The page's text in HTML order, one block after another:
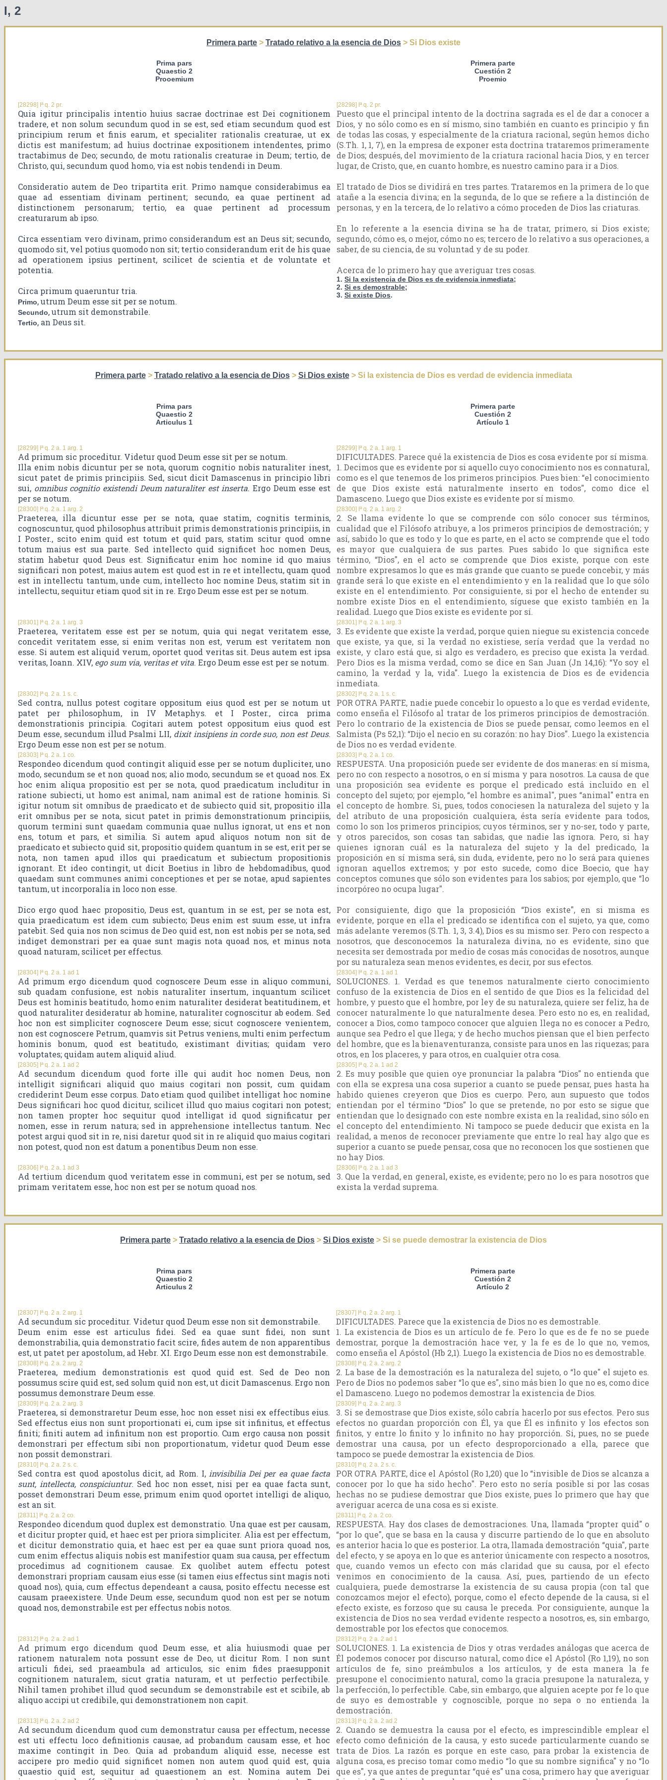
I, 2
Primera parte > Tratado relativo a la esencia de Dios > Si Dios existe
Prima pars
Quaestio 2
Prooemium
[28298] Iª q. 2 pr.
Quia igitur principalis intentio huius sacrae doctrinae est Dei cognitionem
tradere, et non solum secundum quod in se est, sed etiam secundum quod est
principium rerum et finis earum, et specialiter rationalis creaturae, ut ex
dictis est manifestum; ad huius doctrinae expositionem intendentes, primo
tractabimus de Deo; secundo, de motu rationalis creaturae in Deum; tertio, de
Christo, qui, secundum quod homo, via est nobis tendendi in Deum.
Consideratio autem de Deo tripartita erit. Primo namque considerabimus ea
quae ad essentiam divinam pertinent; secundo, ea quae pertinent ad
distinctionem personarum; tertio, ea quae pertinent ad processum
creaturarum ab ipso.
Circa essentiam vero divinam, primo considerandum est an Deus sit; secundo,
quomodo sit, vel potius quomodo non sit; tertio considerandum erit de his quae
ad operationem ipsius pertinent, scilicet de scientia et de voluntate et
potentia.
Circa primum quaeruntur tria.
Primo, utrum Deum esse sit per se notum.
Secundo, utrum sit demonstrabile.
Tertio, an Deus sit.
Primera parte
Cuestión 2
Proemio
[28298] Iª q. 2 pr.
Puesto que el principal intento de la doctrina sagrada es el de dar a conocer a
Dios, y no sólo como es en sí mismo, sino también en cuanto es principio y fin
de todas las cosas, y especialmente de la criatura racional, según hemos dicho
(S.Th. 1, 1, 7), en la empresa de exponer esta doctrina trataremos primeramente
de Dios; después, del movimiento de la criatura racional hacia Dios, y en tercer
lugar, de Cristo, que, en cuanto hombre, es nuestro camino para ir a Dios.
El tratado de Dios se dividirá en tres partes. Trataremos en la primera de lo que
atañe a la esencia divina; en la segunda, de lo que se refiere a la distinción de
personas, y en la tercera, de lo relativo a cómo proceden de Dios las criaturas.
En lo referente a la esencia divina se ha de tratar, primero, si Dios existe;
segundo, cómo es, o mejor, cómo no es; tercero de lo relativo a sus operaciones, a
saber, de su ciencia, de su voluntad y de su poder.
Acerca de lo primero hay que averiguar tres cosas.
1. Si la existencia de Dios es de evidencia inmediata;
2. Si es demostrable;
3. Si existe Dios.
Primera parte> Tratado relativo a la esencia de Dios> Si Dios existe> Si la existencia de Dios es verdad de evidencia inmediata
Prima pars
Quaestio 2
Articulus 1
[28299] Iª q. 2 a. 1 arg. 1
Ad primum sic proceditur. Videtur quod Deum esse sit per se notum.
Illa enim nobis dicuntur per se nota, quorum cognitio nobis naturaliter inest,
sicut patet de primis principiis. Sed, sicut dicit Damascenus in principio libri
sui, omnibus cognitio existendi Deum naturaliter est inserta. Ergo Deum esse est
per se notum.
Primera parte
Cuestión 2
Artículo 1
[28299] Iª q. 2 a. 1 arg. 1
DIFICULTADES. Parece qué la existencia de Dios es cosa evidente por sí misma.
1. Decimos que es evidente por si aquello cuyo conocimiento nos es connatural,
como es el que tenemos de los primeros principios. Pues bien: “el conocimiento
de que Dios existe está naturalmente inserto en todos", como dice el
Damasceno. Luego que Dios existe es evidente por sí mismo.
[28300] Iª q. 2 a. 1 arg. 2
Praeterea, illa dicuntur esse per se nota, quae statim, cognitis terminis,
cognoscuntur, quod philosophus attribuit primis demonstrationis principiis, in
I Poster., scito enim quid est totum et quid pars, statim scitur quod omne
totum maius est sua parte. Sed intellecto quid significet hoc nomen Deus,
statim habetur quod Deus est. Significatur enim hoc nomine id quo maius
significari non potest, maius autem est quod est in re et intellectu, quam quod
est in intellectu tantum, unde cum, intellecto hoc nomine Deus, statim sit in
intellectu, sequitur etiam quod sit in re. Ergo Deum esse est per se notum.
[28300] Iª q. 2 a. 1 arg. 2
2. Se llama evidente lo que se comprende con sólo conocer sus términos,
cualidad que el Filósofo atribuye, a los primeros principios de demostración; y
así, sabido lo que es todo y lo que es parte, en el acto se comprende que el todo
es mayor que cualquiera de sus partes. Pues sabido lo que significa este
término, “Dios", en el acto se comprende que Dios existe, porque con este
nombre expresamos lo que es más grande que cuanto se puede concebir, y más
grande será lo que existe en el entendimiento y en la realidad que lo que sólo
existe en el entendimiento. Por consiguiente, si por el hecho de entender su
nombre existe Dios en el entendimiento, síguese que existo también en la
realidad. Luego que Dios existe es evidente por sí.
[28301] Iª q. 2 a. 1 arg. 3
Praeterea, veritatem esse est per se notum, quia qui negat veritatem esse,
concedit veritatem esse, si enim veritas non est, verum est veritatem non
esse. Si autem est aliquid verum, oportet quod veritas sit. Deus autem est ipsa
veritas, Ioann. XIV, ego sum via, veritas et vita. Ergo Deum esse est per se notum.
[28301] Iª q. 2 a. 1 arg. 3
3. Es evidente que existe la verdad, porque quien niegue su existencia concede
que existe, ya que, si la verdad no existiese, sería verdad que la verdad no
existe, y claro está que, si algo es verdadero, es preciso que exista la verdad.
Pero Dios es la misma verdad, como se dice en San Juan (Jn 14,16): “Yo soy el
camino, la verdad y la, vida". Luego la existencia de Dios es de evidencia
inmediata.
[28302] Iª q. 2 a. 1 s. c.
Sed contra, nullus potest cogitare oppositum eius quod est per se notum ut
patet per philosophum, in IV Metaphys. et I Poster., circa prima
demonstrationis principia. Cogitari autem potest oppositum eius quod est
Deum esse, secundum illud Psalmi LII, dixit insipiens in corde suo, non est Deus.
Ergo Deum esse non est per se notum.
[28302] Iª q. 2 a. 1 s. c.
POR OTRA PARTE, nadie puede concebir lo opuesto a lo que es verdad evidente,
como enseña el Filósofo al tratar de los primeros principios de demostración.
Pero lo contrario de la existencia de Dios se puede pensar, como leemos en el
Salmista (Ps 52,1): “Dijo el necio en su corazón: no hay Dios". Luego la existencia
de Dios no es verdad evidente.
[28303] Iª q. 2 a. 1 co.
Respondeo dicendum quod contingit aliquid esse per se notum dupliciter, uno
modo, secundum se et non quoad nos; alio modo, secundum se et quoad nos. Ex
hoc enim aliqua propositio est per se nota, quod praedicatum includitur in
ratione subiecti, ut homo est animal, nam animal est de ratione hominis. Si
igitur notum sit omnibus de praedicato et de subiecto quid sit, propositio illa
erit omnibus per se nota, sicut patet in primis demonstrationum principiis,
quorum termini sunt quaedam communia quae nullus ignorat, ut ens et non
ens, totum et pars, et similia. Si autem apud aliquos notum non sit de
praedicato et subiecto quid sit, propositio quidem quantum in se est, erit per se
nota, non tamen apud illos qui praedicatum et subiectum propositionis
ignorant. Et ideo contingit, ut dicit Boetius in libro de hebdomadibus, quod
quaedam sunt communes animi conceptiones et per se notae, apud sapientes
tantum, ut incorporalia in loco non esse.
Dico ergo quod haec propositio, Deus est, quantum in se est, per se nota est,
quia praedicatum est idem cum subiecto; Deus enim est suum esse, ut infra
patebit. Sed quia nos non scimus de Deo quid est, non est nobis per se nota, sed
indiget demonstrari per ea quae sunt magis nota quoad nos, et minus nota
quoad naturam, scilicet per effectus.
[28303] Iª q. 2 a. 1 co.
RESPUESTA. Una proposición puede ser evidente de dos maneras: en sí misma,
pero no con respecto a nosotros, o en sí misma y para nosotros. La causa de que
una proposición sea evidente es porque el predicado está incluido en el
concepto del sujeto; por ejemplo, “el hombre es animal", pues “animal" entra en
el concepto de hombre. Si, pues, todos conociesen la naturaleza del sujeto y la
del atributo de una proposición cualquiera, ésta sería evidente para todos,
como lo son los primeros principios; cuyos términos, ser y no-ser, todo y parte,
y otros parecidos, son cosas tan sabidas, que nadie las ignora. Pero, si hay
quienes ignoran cuál es la naturaleza del sujeto y la del predicado, la
proposición en sí misma será, sin duda, evidente, pero no lo será para quienes
ignoran aquellos extremos; y por esto sucede, como dice Boecio, que hay
conceptos comunes que sólo son evidentes para los sabios; por ejemplo, que “lo
incorpóreo no ocupa lugar".
Por consiguiente, digo que la proposición “Dios exis­te", en si misma es
evidente, porque en ella el predicado se identifica con el sujeto, ya que, como
más adelante veremos (S.Th. 1, 3, 3.4), Dios es su mismo ser. Pero con respecto a
nosotros, que desconocemos la naturaleza divina, no es evidente, sino que
necesita ser demostrada por medio de cosas más conocidas de nosotros, aunque
por su naturaleza sean menos evidentes, es decir, por sus efectos.
[28304] Iª q. 2 a. 1 ad 1
Ad primum ergo dicendum quod cognoscere Deum esse in aliquo communi,
sub quadam confusione, est nobis naturaliter insertum, inquantum scilicet
Deus est hominis beatitudo, homo enim naturaliter desiderat beatitudinem, et
quod naturaliter desideratur ab homine, naturaliter cognoscitur ab eodem. Sed
hoc non est simpliciter cognoscere Deum esse; sicut cognoscere venientem,
non est cognoscere Petrum, quamvis sit Petrus veniens, multi enim perfectum
hominis bonum, quod est beatitudo, existimant divitias; quidam vero
voluptates; quidam autem aliquid aliud.
[28304] Iª q. 2 a. 1 ad 1
SOLUCIONES. 1. Verdad es que tenemos naturalmente cierto conocimiento
confuso de la existencia de Dios en el sentido de que Dios es la felicidad del
hombre, y puesto que el hombre, por ley de su naturaleza, quiere ser feliz, ha de
conocer naturalmente lo que naturalmente desea. Pero esto no es, en realidad,
conocer a Dios, como tampoco conocer que alguien llega no es conocer a Pedro,
aunque sea Pedro el que llega; y de hecho muchos piensan que el bien perfecto
del hombre, que es la bienaventuranza, consiste para unos en las riquezas; para
otros, en los placeres, y para otros, en cualquier otra cosa.
[28305] Iª q. 2 a. 1 ad 2
Ad secundum dicendum quod forte ille qui audit hoc nomen Deus, non
intelligit significari aliquid quo maius cogitari non possit, cum quidam
crediderint Deum esse corpus. Dato etiam quod quilibet intelligat hoc nomine
Deus significari hoc quod dicitur, scilicet illud quo maius cogitari non potest;
non tamen propter hoc sequitur quod intelligat id quod significatur per
nomen, esse in rerum natura; sed in apprehensione intellectus tantum. Nec
potest argui quod sit in re, nisi daretur quod sit in re aliquid quo maius cogitari
non potest, quod non est datum a ponentibus Deum non esse.
[28305] Iª q. 2 a. 1 ad 2
2. Es muy posible que quien oye pronunciar la palabra “Dios" no entienda que
con ella se expresa una cosa superior a cuanto se puede pensar, pues hasta ha
habido quienes creyeron que Dios es cuerpo. Pero, aun supuesto que todos
entiendan por el término “Dios" lo que se pretende, no por esto se sigue que
entiendan que lo designado con este nombre exista en la realidad, sino sólo en
el concepto del entendimiento. Ni tampoco se puede deducir que exista en la
realidad, a menos de reconocer previamente que entre lo real hay algo que es
superior a cuanto se puede pensar, cosa que no reconocen los que sostienen que
no hay Dios.
[28306] Iª q. 2 a. 1 ad 3
Ad tertium dicendum quod veritatem esse in communi, est per se notum, sed
primam veritatem esse, hoc non est per se notum quoad nos.
[28306] Iª q. 2 a. 1 ad 3
3. Que la verdad, en general, existe, es evidente; pero no lo es para nosotros que
exista la verdad suprema.
Primera parte > Tratado relativo a la esencia de Dios > Si Dios existe > Si se puede demostrar la existencia de Dios
Prima pars
Quaestio 2
Articulus 2
[28307] Iª q. 2 a. 2 arg. 1
Ad secundum sic proceditur. Videtur quod Deum esse non sit demonstrabile.
Deum enim esse est articulus fidei. Sed ea quae sunt fidei, non sunt
demonstrabilia, quia demonstratio facit scire, fides autem de non apparentibus
est, ut patet per apostolum, ad Hebr. XI. Ergo Deum esse non est demonstrabile.
Primera parte
Cuestión 2
Artículo 2
[28307] Iª q. 2 a. 2 arg. 1
DIFICULTADES. Parece que la existencia de Dios no es demostrable.
1. La existencia de Dios es un artículo de fe. Pero lo que es de fe no se puede
demostrar, porque la demostración hace ver, y la fe es de lo que no, vemos,
como enseña el Apóstol (Hb 2,1). Luego la existencia de Dios no es demostrable.
[28308] Iª q. 2 a. 2 arg. 2
Praeterea, medium demonstrationis est quod quid est. Sed de Deo non
possumus scire quid est, sed solum quid non est, ut dicit Damascenus. Ergo non
possumus demonstrare Deum esse.
[28308] Iª q. 2 a. 2 arg. 2
2. La base de la demostración es la naturaleza del sujeto, o “lo que" el sujeto es.
Pero de Dios no podemos saber “lo que es", sino más bien lo que no es, como dice
el Damasceno. Luego no podemos demostrar la existencia de Dios.
[28309] Iª q. 2 a. 2 arg. 3
Praeterea, si demonstraretur Deum esse, hoc non esset nisi ex effectibus eius.
Sed effectus eius non sunt proportionati ei, cum ipse sit infinitus, et effectus
finiti; finiti autem ad infinitum non est proportio. Cum ergo causa non possit
demonstrari per effectum sibi non proportionatum, videtur quod Deum esse
non possit demonstrari.
[28309] Iª q. 2 a. 2 arg. 3
3. Si se demostrase que Dios existe, sólo cabría hacerlo por sus efectos. Pero sus
efectos no guardan proporción con Él, ya que Él es infinito y los efectos son
finitos, y entre lo finito y lo infinito no hay proporción. Si, pues, no se puede
demostrar una causa, por un efecto desproporcionado a ella, parece que
tampoco se puede demostrar la existencia de Dios.
[28310] Iª q. 2 a. 2 s. c.
Sed contra est quod apostolus dicit, ad Rom. I, invisibilia Dei per ea quae facta
sunt, intellecta, conspiciuntur. Sed hoc non esset, nisi per ea quae facta sunt,
posset demonstrari Deum esse, primum enim quod oportet intelligi de aliquo,
est an sit.
[28310] Iª q. 2 a. 2 s. c.
POR OTRA PARTE, dice el Apóstol (Ro 1,20) que lo “invisible de Dios se alcanza a
conocer por lo que ha sido hecho". Pero esto no sería posible si por las cosas
hechas no se pudiese demostrar que Dios existe, pues lo primero que hay que
averiguar acerca de una cosa es si existe.
[28311] Iª q. 2 a. 2 co.
Respondeo dicendum quod duplex est demonstratio. Una quae est per causam,
et dicitur propter quid, et haec est per priora simpliciter. Alia est per effectum,
et dicitur demonstratio quia, et haec est per ea quae sunt priora quoad nos,
cum enim effectus aliquis nobis est manifestior quam sua causa, per effectum
procedimus ad cognitionem causae. Ex quolibet autem effectu potest
demonstrari propriam causam eius esse (si tamen eius effectus sint magis noti
quoad nos), quia, cum effectus dependeant a causa, posito effectu necesse est
causam praeexistere. Unde Deum esse, secundum quod non est per se notum
quoad nos, demonstrabile est per effectus nobis notos.
[28311] Iª q. 2 a. 2 co.
RESPUESTA. Hay dos clases de demostraciones. Una, llamada “propter quid" o
“por lo que", que se basa en la causa y discurre partiendo de lo que en absoluto
es anterior hacia lo que es posterior. La otra, llamada demostración “quia", parte
del efecto, y se apoya en lo que es anterior únicamente con respecto a nosotros,
que, cuando vemos un efecto con más claridad que su causa, por el efecto
venimos en conocimiento de la causa. Así, pues, partiendo de un efecto
cualquiera, puede demostrarse la existencia de su causa propia (con tal que
conozcamos mejor el efecto), porque, como el efecto depende de la causa, si el
efecto existe, es forzoso que su causa le preceda. Por consi­guiente, aunque la
existencia de Dios no sea verdad evidente respecto a nosotros, es, sin embargo,
demostrable por los efectos que conocemos.
[28312] Iª q. 2 a. 2 ad 1
Ad primum ergo dicendum quod Deum esse, et alia huiusmodi quae per
rationem naturalem nota possunt esse de Deo, ut dicitur Rom. I non sunt
articuli fidei, sed praeambula ad articulos, sic enim fides praesupponit
cognitionem naturalem, sicut gratia naturam, et ut perfectio perfectibile.
Nihil tamen prohibet illud quod secundum se demonstrabile est et scibile, ab
aliquo accipi ut credibile, qui demonstrationem non capit.
[28312] Iª q. 2 a. 2 ad 1
SOLUCIONES. 1. La existencia de Dios y otras verdades análogas que acerca de
Él podemos conocer por discurso natural, como dice el Apóstol (Ro 1,19), no son
artículos de fe, sino preámbulos a los artículos, y de esta manera la fe
presupone el conocimiento natural, como la gracia presupone la naturaleza, y
la perfección, lo perfectible. Cabe, sin embargo, que alguien acepte por fe lo que
de suyo es demostrable y cognoscible, porque no sepa o no entienda la
demostración.
[28313] Iª q. 2 a. 2 ad 2
Ad secundum dicendum quod cum demonstratur causa per effectum, necesse
est uti effectu loco definitionis causae, ad probandum causam esse, et hoc
maxime contingit in Deo. Quia ad probandum aliquid esse, necesse est
accipere pro medio quid significet nomen non autem quod quid est, quia
quaestio quid est, sequitur ad quaestionem an est. Nomina autem Dei
[28313] Iª q. 2 a. 2 ad 2
2. Cuando se demuestra la causa por el efecto, es imprescindible emplear el
efecto como definición de la causa, y esto sucede particularmente cuando se
trata de Dios. La razón es porque en este caso, para probar la existencia de
alguna cosa, es preciso tomar como medio “lo que su nombre significa" y no “lo
que es", ya que antes de preguntar “qué es" una cosa, primero hay que averiguar